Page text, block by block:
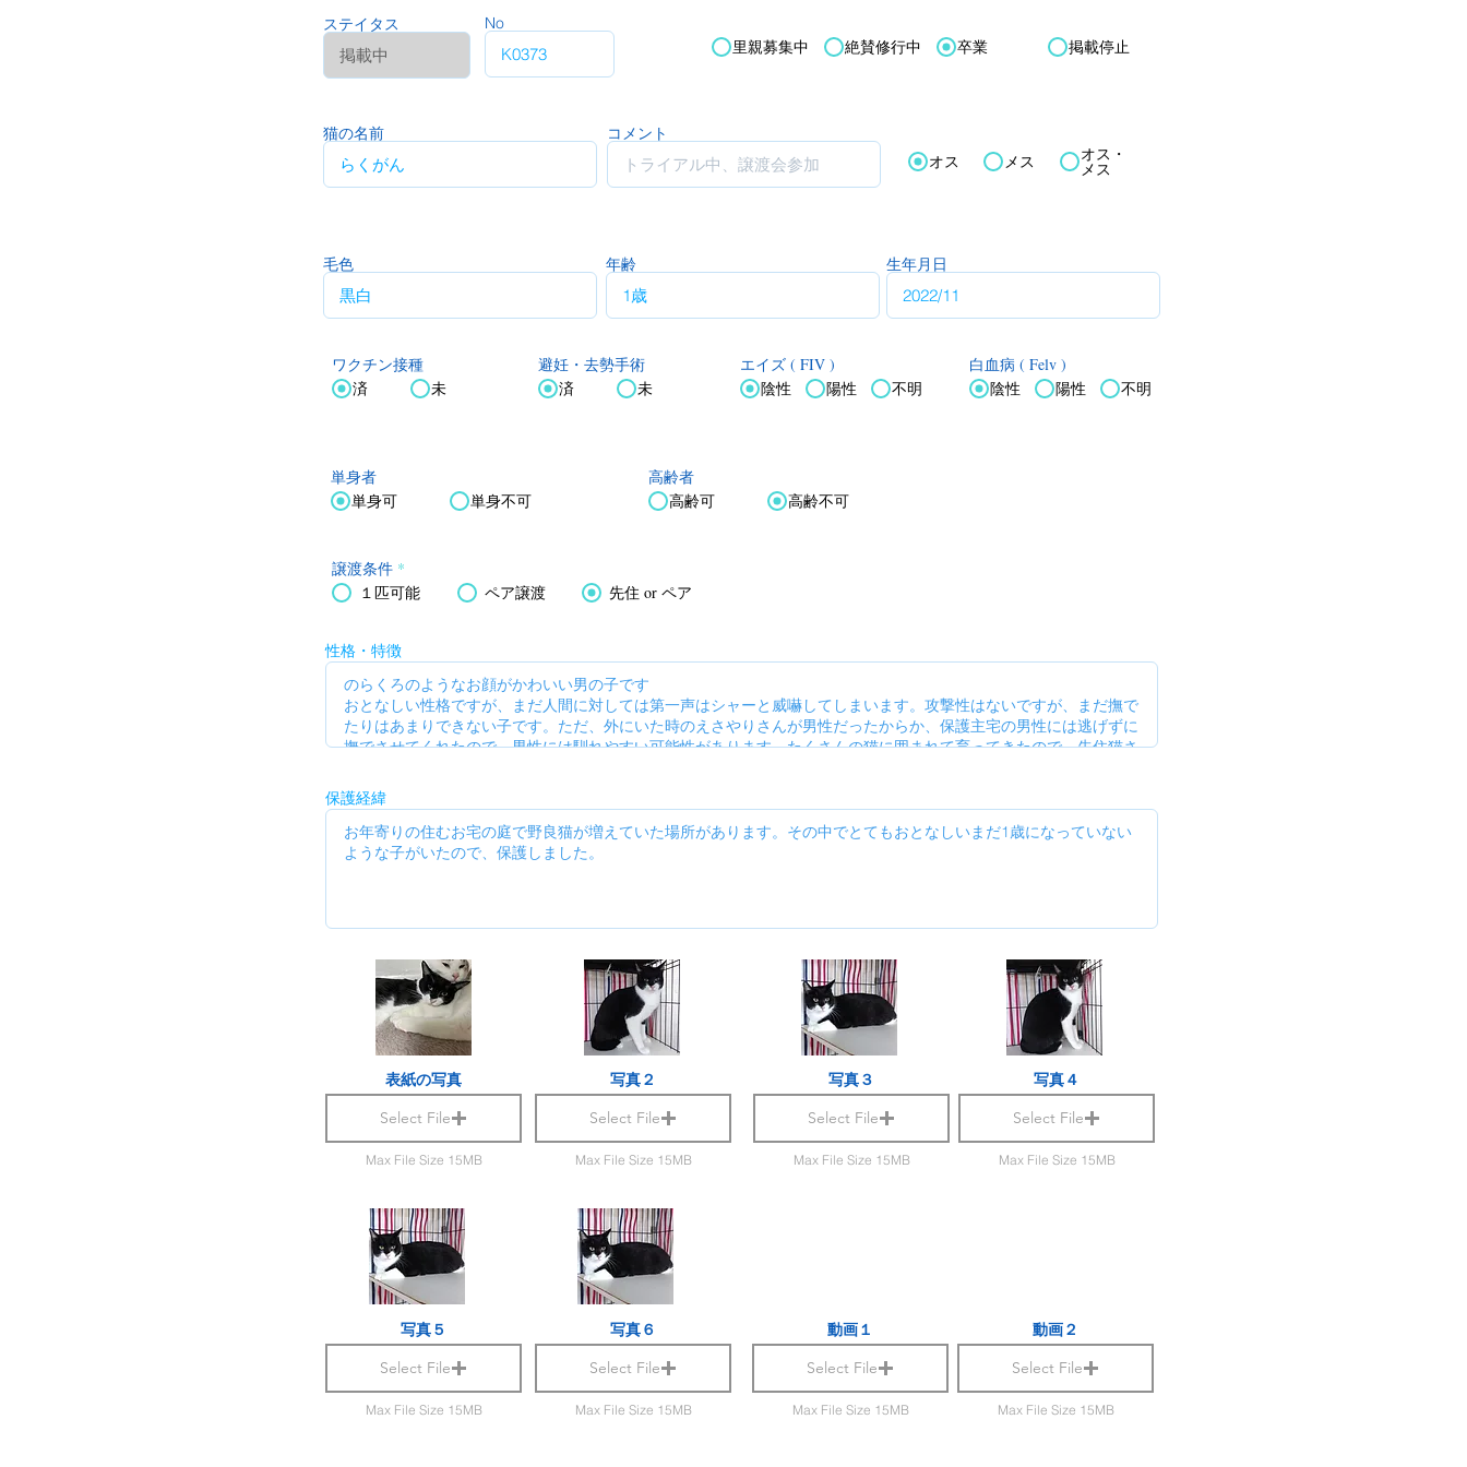
動画１
Select File
Max File Size 15MB
写真６
Select File
Max File Size 15MB
動画２
Select File
Max File Size 15MB
ステイタス No
里親募集中 絶賛修行中 卒業 掲載停止
猫の名前 コメント
オス メス オス・
メス
毛色 年齢 生年月日
ワクチン接種
済
未
避妊・去勢手術
済 未
エイズ ( FIV )
陰性
陽性 不明
白血病 ( Felv )
陰性
陽性 不明
単身者
単身可
単身不可
高齢者
高齢可
高齢不可
譲渡条件 *
１匹可能
ペア譲渡 先住 or ペア
性格・特徴
保護経緯
表紙の写真
Select File
Max File Size 15MB
写真２
Select File
Max File Size 15MB
写真３
Select File
Max File Size 15MB
写真４
Select File
Max File Size 15MB
写真５
Select File
Max File Size 15MB